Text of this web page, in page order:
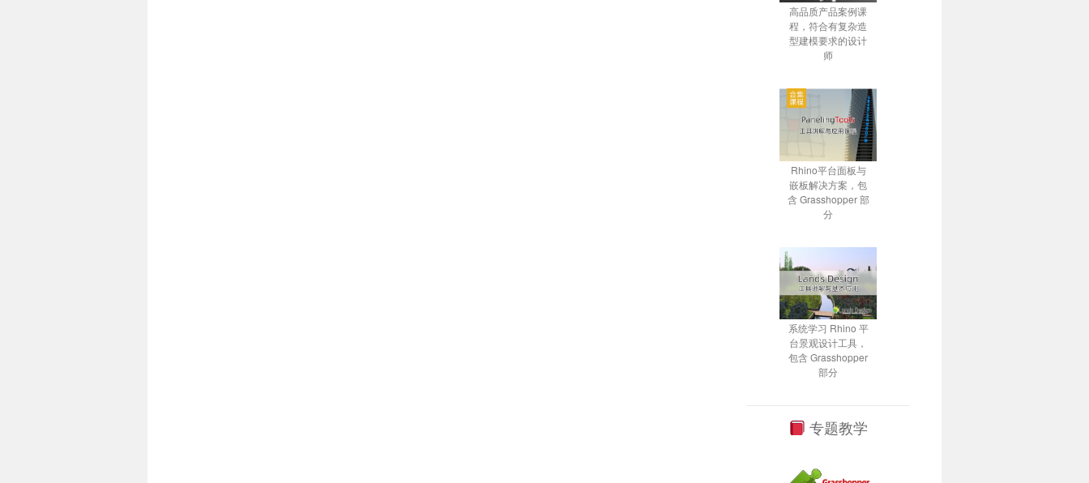
高品质产品案例课
程，符合有复杂造
型建模要求的设计
师
Rhino平台面板与
嵌板解决方案，包
含 Grasshopper 部
分
系统学习 Rhino 平
台景观设计工具，
包含 Grasshopper
部分
专题教学